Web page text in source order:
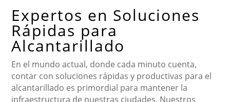
Expertos en Soluciones
Rápidas para
Alcantarillado
En el mundo actual, donde cada minuto cuenta,
contar con soluciones rápidas y productivas para el
alcantarillado es primordial para mantener la
infraestructura de nuestras ciudades. Nuestros